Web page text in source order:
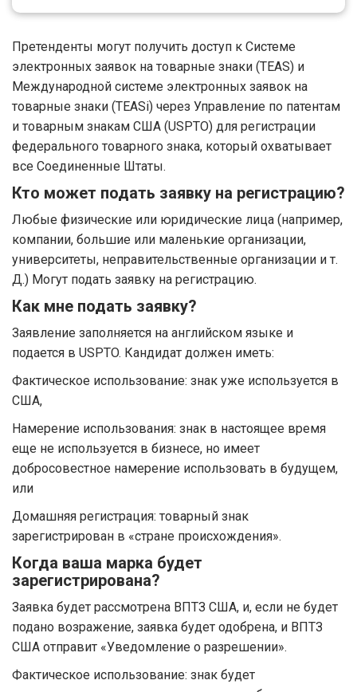
Претенденты могут получить доступ к Системе
электронных заявок на товарные знаки (TEAS) и
Международной системе электронных заявок на
товарные знаки (TEASi) через Управление по патентам
и товарным знакам США (USPTO) для регистрации
федерального товарного знака, который охватывает
все Соединенные Штаты.
Кто может подать заявку на регистрацию?
Любые физические или юридические лица (например,
компании, большие или маленькие организации,
университеты, неправительственные организации и т.
Д.) Могут подать заявку на регистрацию.
Как мне подать заявку?
Заявление заполняется на английском языке и
подается в USPTO. Кандидат должен иметь:
Фактическое использование: знак уже используется в
США,
Намерение использования: знак в настоящее время
еще не используется в бизнесе, но имеет
добросовестное намерение использовать в будущем,
или
Домашняя регистрация: товарный знак
зарегистрирован в «стране происхождения».
Когда ваша марка будет
зарегистрирована?
Заявка будет рассмотрена ВПТЗ США, и, если не будет
подано возражение, заявка будет одобрена, и ВПТЗ
США отправит «Уведомление о разрешении».
Фактическое использование: знак будет